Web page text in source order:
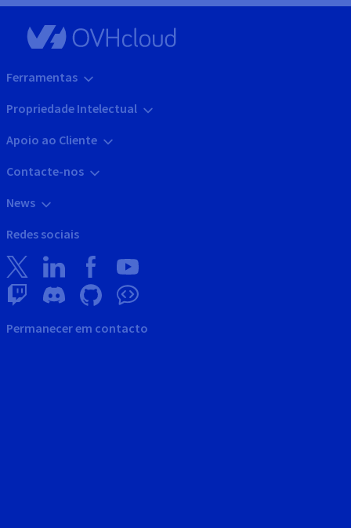
Ferramentas
Propriedade Intelectual
Apoio ao Cliente
Contacte-nos
News
Redes sociais
Permanecer em contacto